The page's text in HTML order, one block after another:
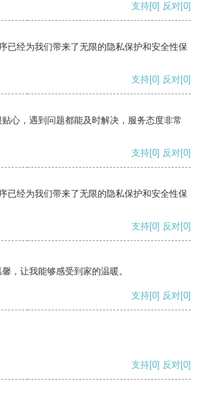
支持[0] 反对[0]
已经为我们带来了无限的隐私保护和安全性保
支持[0] 反对[0]
心，遇到问题都能及时解决，服务态度非常
支持[0] 反对[0]
已经为我们带来了无限的隐私保护和安全性保
支持[0] 反对[0]
，让我能够感受到家的温暖。
支持[0] 反对[0]
支持[0] 反对[0]